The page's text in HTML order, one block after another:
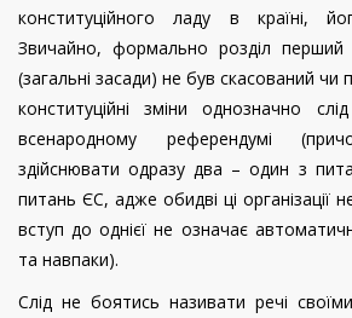
конституційного ладу в країні,
Звичайно, формально розділ перший
(загальні засади) не був скасований чи
конституційні зміни однозначно
всенародному референдумі
здійснювати одразу два – один з
питань ЄС, адже обидві ці організації
вступ до однієї не означає
та навпаки).
Слід не боятись називати речі